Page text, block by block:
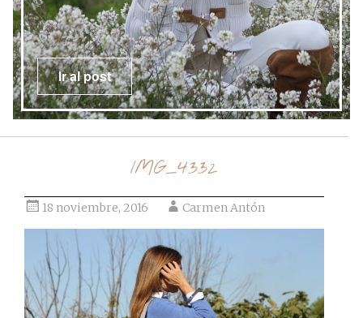
Ir al post
IMG_4332
18 noviembre, 2016 Carmen Antón